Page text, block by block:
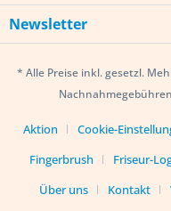
Newsletter
* Alle Preise inkl. gesetzl.
Aktion Cookie-
Fingerbrush
Friseur-
Über uns
Kontakt